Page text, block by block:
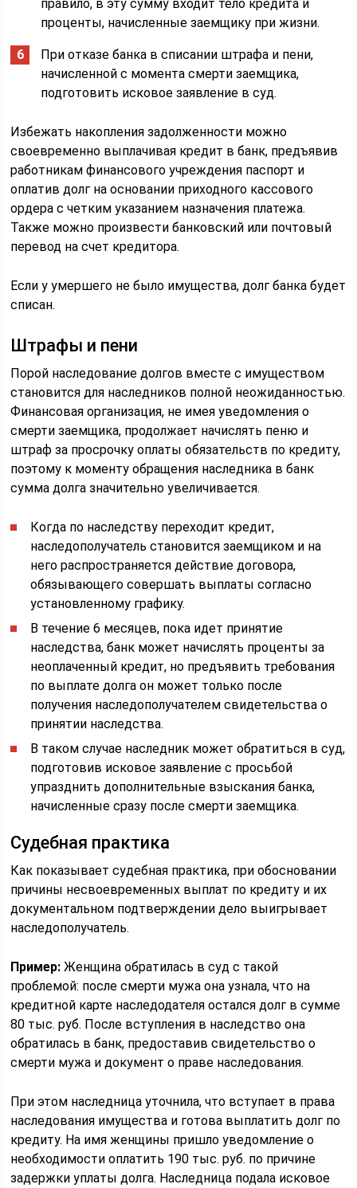
правило, в эту сумму входит тело кредита и
проценты, начисленные заемщику при жизни.
При отказе банка в списании штрафа и пени,
начисленной с момента смерти заемщика,
подготовить исковое заявление в суд.
Избежать накопления задолженности можно
своевременно выплачивая кредит в банк, предъявив
работникам финансового учреждения паспорт и
оплатив долг на основании приходного кассового
ордера с четким указанием назначения платежа.
Также можно произвести банковский или почтовый
перевод на счет кредитора.
Если у умершего не было имущества, долг банка будет
списан.
Штрафы и пени
Порой наследование долгов вместе с имуществом
становится для наследников полной неожиданностью.
Финансовая организация, не имея уведомления о
смерти заемщика, продолжает начислять пеню и
штраф за просрочку оплаты обязательств по кредиту,
поэтому к моменту обращения наследника в банк
сумма долга значительно увеличивается.
Когда по наследству переходит кредит,
наследополучатель становится заемщиком и на
него распространяется действие договора,
обязывающего совершать выплаты согласно
установленному графику.
В течение 6 месяцев, пока идет принятие
наследства, банк может начислять проценты за
неоплаченный кредит, но предъявить требования
по выплате долга он может только после
получения наследополучателем свидетельства о
принятии наследства.
В таком случае наследник может обратиться в суд,
подготовив исковое заявление с просьбой
упразднить дополнительные взыскания банка,
начисленные сразу после смерти заемщика.
Судебная практика
Как показывает судебная практика, при обосновании
причины несвоевременных выплат по кредиту и их
документальном подтверждении дело выигрывает
наследополучатель.
Пример: Женщина обратилась в суд с такой
проблемой: после смерти мужа она узнала, что на
кредитной карте наследодателя остался долг в сумме
80 тыс. руб. После вступления в наследство она
обратилась в банк, предоставив свидетельство о
смерти мужа и документ о праве наследования.
При этом наследница уточнила, что вступает в права
наследования имущества и готова выплатить долг по
кредиту. На имя женщины пришло уведомление о
необходимости оплатить 190 тыс. руб. по причине
задержки уплаты долга. Наследница подала исковое